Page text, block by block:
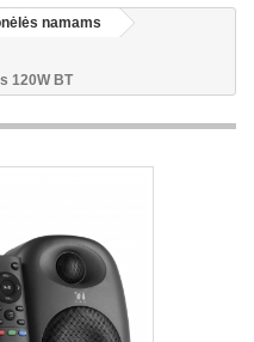
namams
120W BT